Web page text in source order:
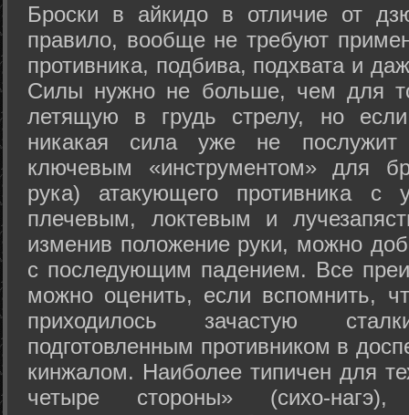
Броски в айкидо в отличие от
правило, вообще не требуют
противника, подбива, подхвата и
Силы нужно не больше, чем для
летящую в грудь стрелу, но
никакая сила уже не
ключевым «инструментом» для
рука) атакующего противника с
плечевым, локтевым и
изменив положение руки, можно
с последующим падением. Все
можно оценить, если вспомнить,
приходилось зачастую
подготовленным противником в
кинжалом. Наиболее типичен для
четыре стороны» (сихо-